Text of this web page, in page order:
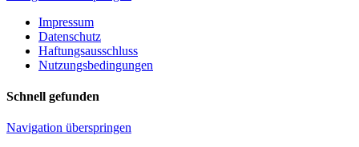
Impressum
Datenschutz
Haftungsausschluss
Nutzungsbedingungen
Schnell gefunden
Navigation überspringen